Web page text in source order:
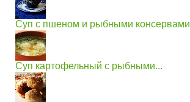
Суп с пшеном и рыбными консервами
Суп картофельный с рыбными...